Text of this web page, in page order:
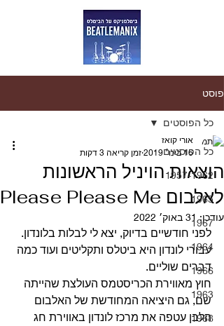
פוסט
כל הפוסטים
1957-1962
1965
1967
1964
1966
1963
1968
כל הפוסטים
הוצאות הויניל הראשונות
לאלבום Please Please Me
אורי קואז
16 בינו׳ 2019
זמן קריאה 3 דקות
עודכן: 31 באוק׳ 2022
לפני חודשיים בדיוק, יצא לי לבלות בלונדון.
עבורי לונדון היא ביטלס ותקליטים ועוד כמה
דברים שוליים.
חוץ מאווירת הכריסטמס העולצת שהייתה
שם, גם היציאה המחודשת של האלבום
הלבן עטפה את מרכז לונדון באווירת חג